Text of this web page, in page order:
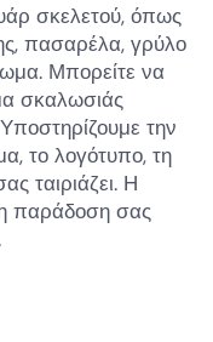
σκελετού, όπως
πασαρέλα, γρύλο
Μπορείτε να
σκαλωσιάς
την
το λογότυπο, τη
ταιριάζει. Η
παράδοση σας